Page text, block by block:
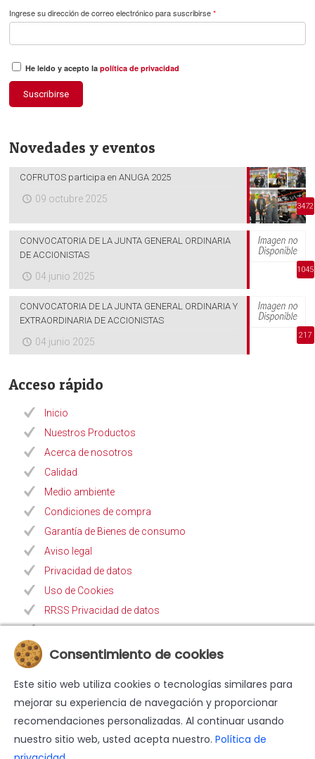
Ingrese su dirección de correo electrónico para suscribirse*
He leido y acepto lapolítica de privacidad
Suscribirse
Novedades y eventos
3472
COFRUTOS participa en ANUGA 2025
09 octubre 2025
1045
CONVOCATORIA DE LA JUNTA GENERAL ORDINARIA
DE ACCIONISTAS
04 junio 2025
217
CONVOCATORIA DE LA JUNTA GENERAL ORDINARIA Y
EXTRAORDINARIA DE ACCIONISTAS
04 junio 2025
Acceso rápido
Inicio
Nuestros Productos
Acerca de nosotros
Calidad
Medio ambiente
Condiciones de compra
Garantía de Bienes de consumo
Aviso legal
Privacidad de datos
Uso de Cookies
RRSS Privacidad de datos
Noticias
Contacto
Consentimiento de cookies
Este sitio web utiliza cookies o tecnologías similares para
mejorar su experiencia de navegación y proporcionar
recomendaciones personalizadas. Al continuar usando
nuestro sitio web, usted acepta nuestro. Política de